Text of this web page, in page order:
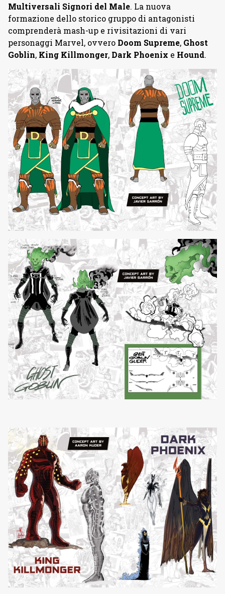
Multiversali Signori del Male. La nuova
formazione dello storico gruppo di antagonisti
comprenderà mash-up e rivisitazioni di vari
personaggi Marvel, ovvero Doom Supreme, Ghost
Goblin, King Killmonger, Dark Phoenix e Hound.